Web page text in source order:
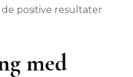
positive resultater
med